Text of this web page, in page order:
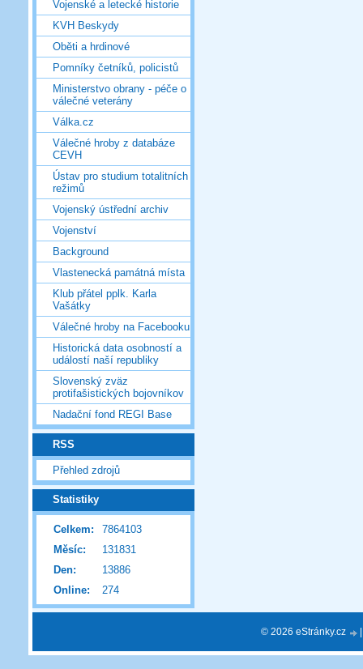
Vojenské a letecké historie
KVH Beskydy
Oběti a hrdinové
Pomníky četníků, policistů
Ministerstvo obrany - péče o
válečné veterány
Válka.cz
Válečné hroby z databáze
CEVH
Ústav pro studium totalitních
režimů
Vojenský ústřední archiv
Vojenství
Background
Vlastenecká památná místa
Klub přátel pplk. Karla
Vašátky
Válečné hroby na Facebooku
Historická data osobností a
událostí naší republiky
Slovenský zväz
protifašistických bojovníkov
Nadační fond REGI Base
RSS
Přehled zdrojů
Statistiky
Online: 274
Celkem:
7864103
Měsíc:
131831
Den:
13886
© 2026 eStránky.cz